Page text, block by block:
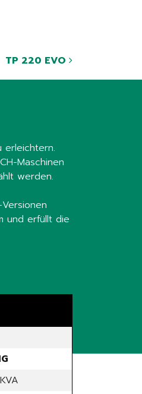
TP 220 EVO
erleichtern.
Maschinen
werden.
und erfüllt die